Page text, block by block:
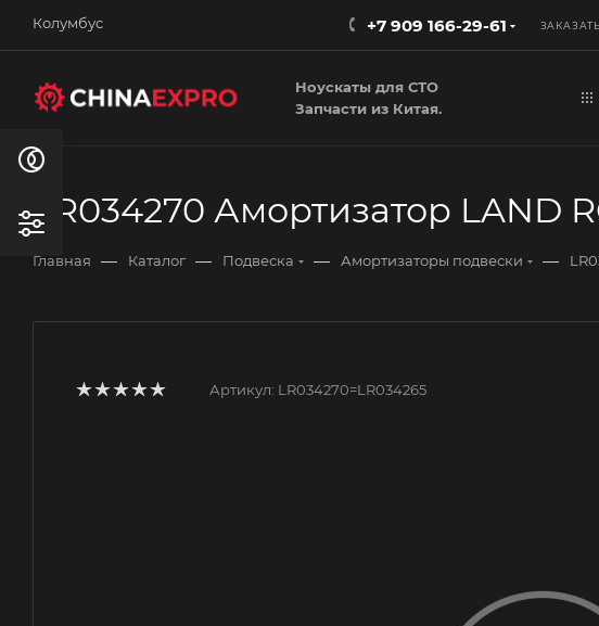
Колумбус +7 909 166-29-61
Ноускаты для СТО
Запчасти из Китая.
LR034270 Амортизатор LAND
Главная — Каталог — Подвеска — Амортизаторы подвески —
Артикул: LR034270=LR034265